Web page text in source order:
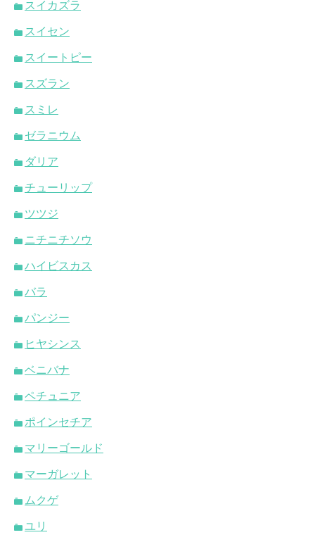
スイカズラ
スイセン
スイートピー
スズラン
スミレ
ゼラニウム
ダリア
チューリップ
ツツジ
ニチニチソウ
ハイビスカス
バラ
パンジー
ヒヤシンス
ベニバナ
ペチュニア
ポインセチア
マリーゴールド
マーガレット
ムクゲ
ユリ